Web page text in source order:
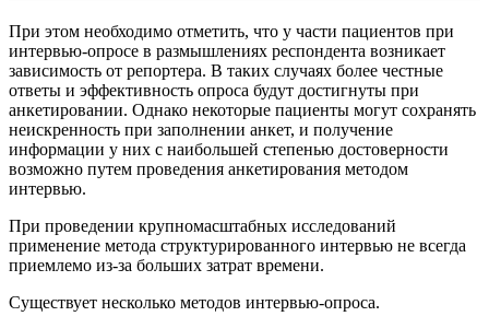
При этом необходимо отметить, что у части пациентов при
интервью-опросе в размышлениях респондента возникает
зависимость от репортера. В таких случаях более честные
ответы и эффективность опроса будут достигнуты при
анкетировании. Однако некоторые пациенты могут сохранять
неискренность при заполнении анкет, и получение
информации у них с наибольшей степенью достоверности
возможно путем проведения анкетирования методом
интервью.
При проведении крупномасштабных исследований
применение метода структурированного интервью не всегда
приемлемо из-за больших затрат времени.
Существует несколько методов интервью-опроса.